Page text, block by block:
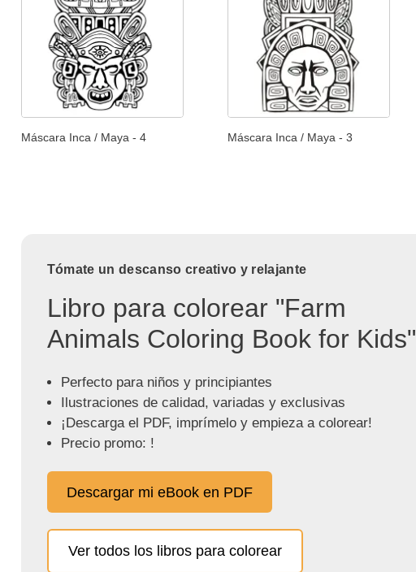
Máscara Inca / Maya - 4 Máscara Inca / Maya - 3
Tómate un descanso creativo y relajante
Libro para colorear "Farm
Animals Coloring Book for Kids"
Perfecto para niños y principiantes
Ilustraciones de calidad, variadas y exclusivas
¡Descarga el PDF, imprímelo y empieza a colorear!
Precio promo: !
Descargar mi eBook en PDF
Ver todos los libros para colorear